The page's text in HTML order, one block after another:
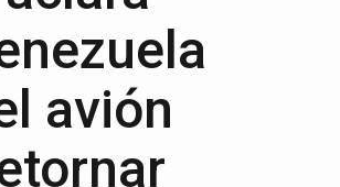
avión